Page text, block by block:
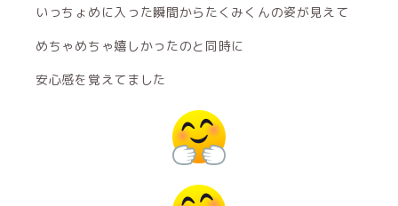
いっちょめに入った瞬間からたくみくんの姿が見えて
めちゃめちゃ嬉しかったのと同時に
安心感を覚えてました